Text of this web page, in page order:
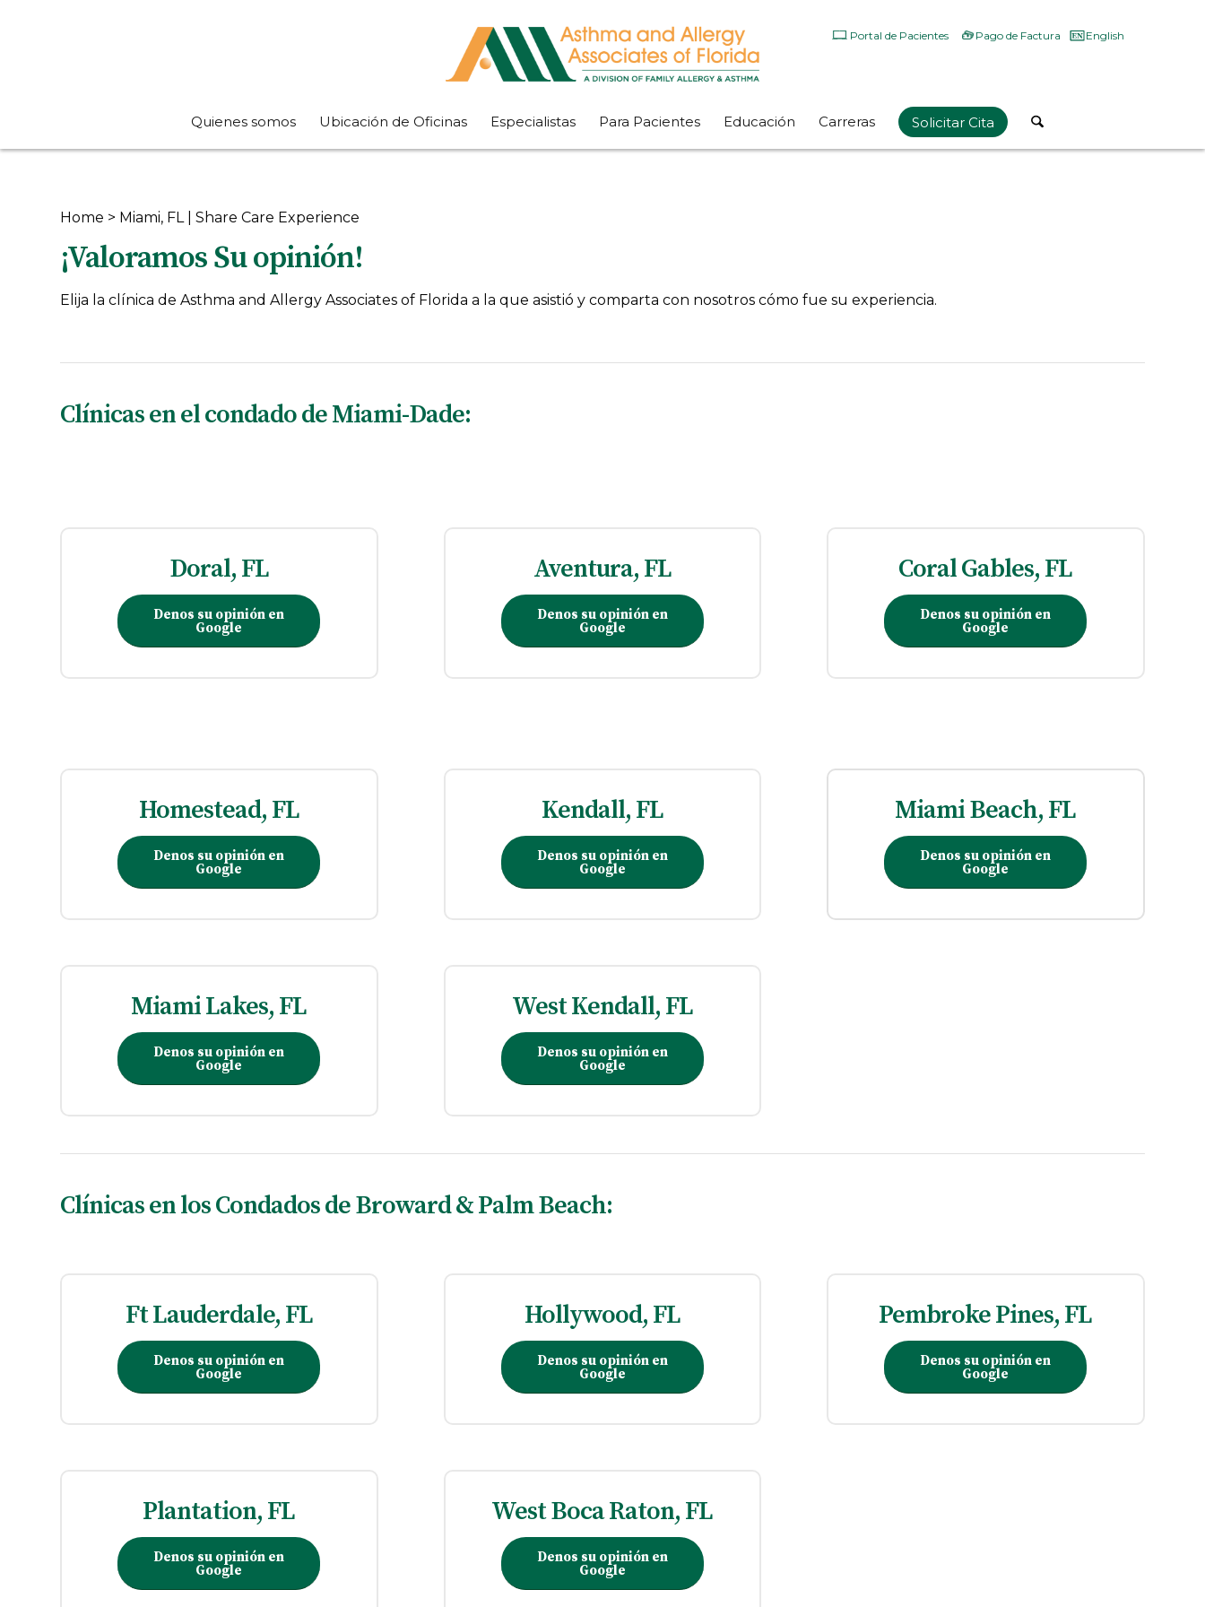
Portal de Pacientes Pago de Factura English
Quienes somos Ubicación de Oficinas Especialistas Para Pacientes Educación Carreras Solicitar Cita
Home > Miami, FL | Share Care Experience
¡Valoramos Su opinión!
Elija la clínica de Asthma and Allergy Associates of Florida a la que asistió y comparta con nosotros cómo fue su experiencia.
Clínicas en el condado de Miami-Dade:
Doral, FL
Denos su opinión en
Google
Aventura, FL
Denos su opinión en
Google
Coral Gables, FL
Denos su opinión en
Google
Homestead, FL
Denos su opinión en
Google
Kendall, FL
Denos su opinión en
Google
Miami Beach, FL
Denos su opinión en
Google
Miami Lakes, FL
Denos su opinión en
Google
West Kendall, FL
Denos su opinión en
Google
Clínicas en los Condados de Broward & Palm Beach:
Ft Lauderdale, FL
Denos su opinión en
Google
Hollywood, FL
Denos su opinión en
Google
Pembroke Pines, FL
Denos su opinión en
Google
Plantation, FL
Denos su opinión en
Google
West Boca Raton, FL
Denos su opinión en
Google